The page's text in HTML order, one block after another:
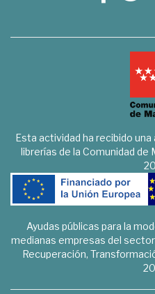
Esta actividad ha recibido
librerías de la Comunidad
Ayudas públicas para la
medianas empresas del
Recuperación,